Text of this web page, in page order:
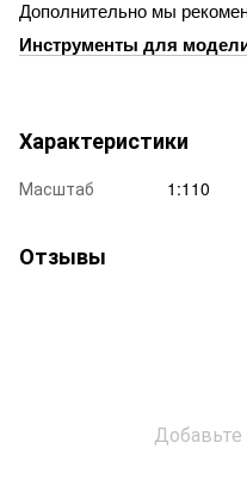
Дополнительно мы
Инструменты для
Характеристики
Масштаб 1:110
Отзывы